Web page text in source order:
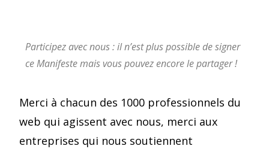
Participez avec nous : il n’est plus possible de signer
ce Manifeste mais vous pouvez encore le partager !
Merci à chacun des 1000 professionnels du
web qui agissent avec nous, merci aux
entreprises qui nous soutiennent